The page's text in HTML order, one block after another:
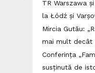
TR Warszawa
la Łódź și
Mircia Gutău:
mai mult decât
Conferința
susținută de